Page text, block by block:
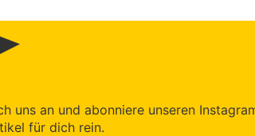
uns an und abonniere unseren
für dich rein.